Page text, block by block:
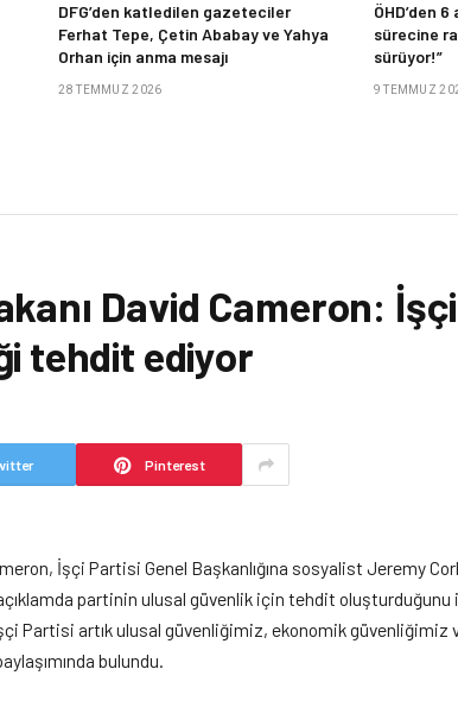
DFG’den katledilen gazeteciler
Ferhat Tepe, Çetin Ababay ve Yahya
Orhan için anma mesajı
28 TEMMUZ 2026
ÖHD’den
sürecine
sürüyor!”
9 TEMMUZ
David Cameron:
tehdit ediyor
Pinterest
İşçi Partisi Genel Başkanlığına sosyalist Jeremy
açıklamda partinin ulusal güvenlik için tehdit
Partisi artık ulusal güvenliğimiz, ekonomik güvenliğimiz
bulundu.